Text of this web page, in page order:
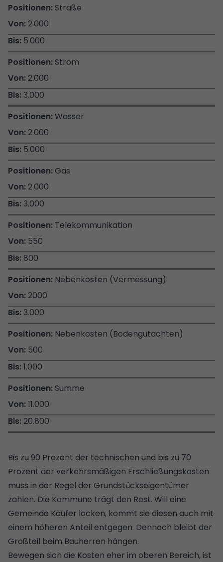
Straße
2.000
5.000
Strom
2.000
3.000
Wasser
2.000
5.000
Gas
2.000
3.000
Telekommunikation
550
800
Nebenkosten (Vermessung)
2000
3.000
Nebenkosten (Bodengutachten)
500
1.000
Summe
11.000
20.800
Bis zu 90 Prozent der technischen und bis zu 70
Prozent der verkehrsmäßigen Erschließungskosten
muss in der Regel der Grundstückseigentümer
zahlen. Die Kommune trägt den Rest. Will eine
Gemeinde Käufer locken, kommt sie diesen auch mit
einem höheren Anteil entgegen. Dennoch bleibt der
Großteil beim Bauherren hängen.
Bewegen sich die Kosten eher im oberen Bereich, ist